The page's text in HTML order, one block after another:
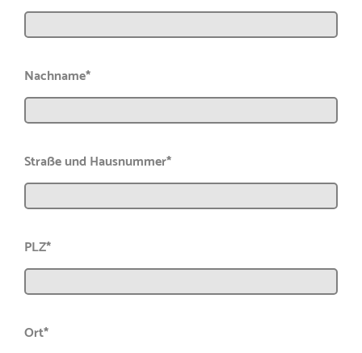
Nachname*
Straße und Hausnummer*
PLZ*
Ort*